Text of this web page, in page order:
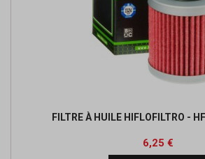
FILTRE À HUILE HIFLOFILTRO -
Prix
6,25 €